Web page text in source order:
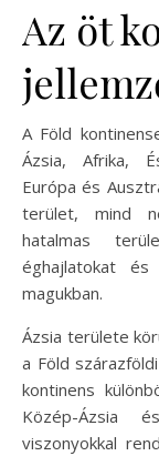
Az öt
A Föld
Ázsia, Afrika,
Európa és
terület, mind
hatalmas
éghajlatokat
magukban.
Ázsia területe
a Föld
kontinens
Közép-Ázsia
viszonyokkal